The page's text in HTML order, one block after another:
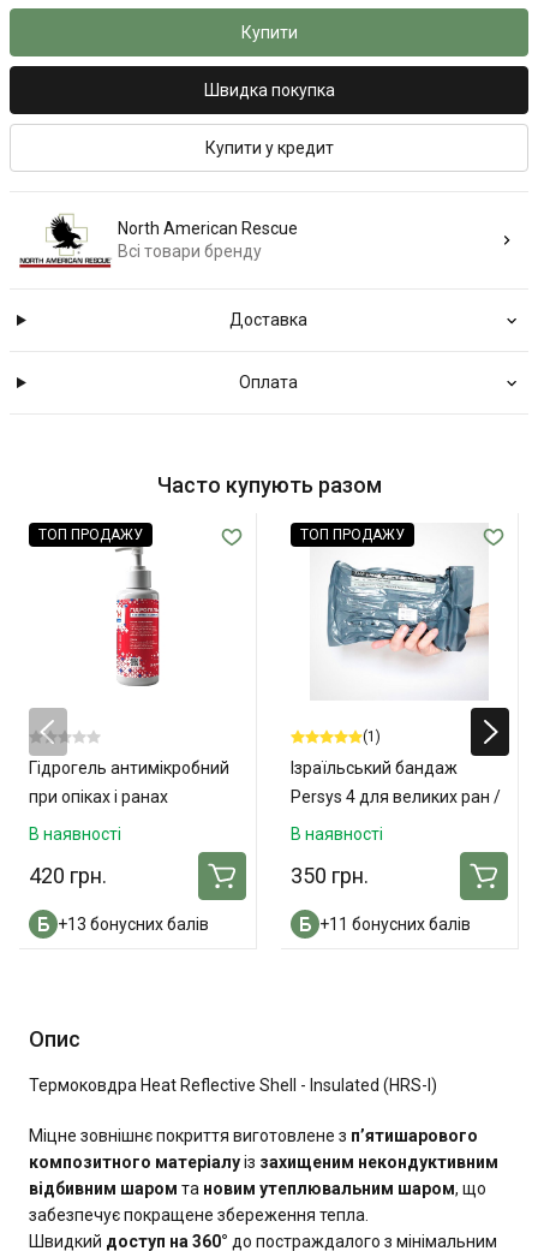
Купити
Швидка покупка
Купити у кредит
North American Rescue
Всі товари бренду
Доставка
Оплата
Часто купують разом
ТОП ПРОДАЖУ
Гідрогель антимікробний
при опіках і ранах
«ОпікУн»® 100 мл
В наявності
420 грн.
+13 бонусних балів
ТОП ПРОДАЖУ
(1)
Ізраїльський бандаж
Persys 4 для великих ран /
ампутацій
В наявності
350 грн.
+11 бонусних балів
Опис
Термоковдра Heat Reflective Shell - Insulated (HRS-I)
Міцне зовнішнє покриття виготовлене з п’ятишарового
композитного матеріалуіз захищеним некондуктивним
відбивним шаром та новим утеплювальним шаром, що
забезпечує покращене збереження тепла.
Швидкий доступ на 360° до постраждалого з мінімальним